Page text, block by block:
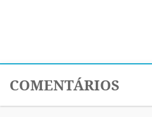
COMENTÁRIOS